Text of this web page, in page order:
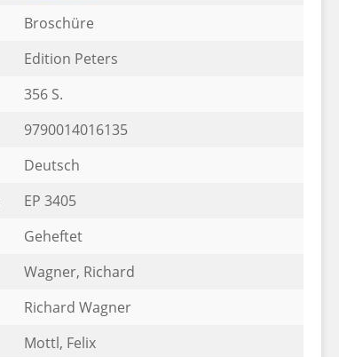
Broschüre
Edition Peters
356 S.
9790014016135
Deutsch
EP 3405
Geheftet
Wagner, Richard
Richard Wagner
Mottl, Felix